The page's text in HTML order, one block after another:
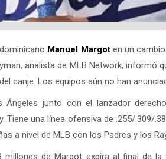
Manuel Margoten un
analista de MLB Network, informó
canje. Los equipos aún no han
junto con el lanzador
Tiene una línea ofensiva de .255/.309/
a nivel de MLB con los Padres y los
de Margot expira al final de